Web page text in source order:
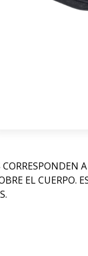
EL CUERPO.